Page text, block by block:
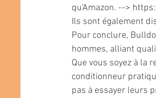
qu'Amazon. -->
Ils sont également
Pour conclure,
hommes, alliant
Que vous soyez à la
conditionneur
pas à essayer leurs